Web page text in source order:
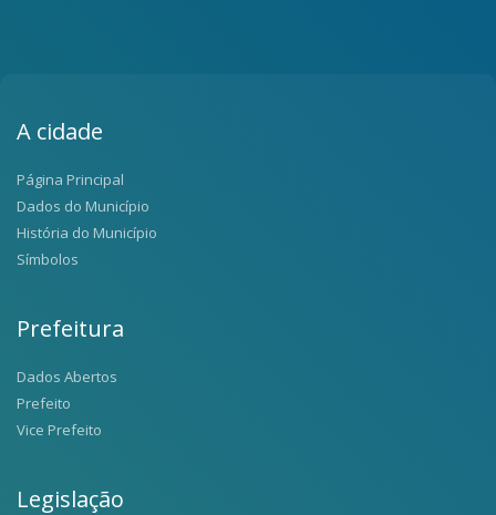
A cidade
Página Principal
Dados do Município
História do Município
Símbolos
Prefeitura
Dados Abertos
Prefeito
Vice Prefeito
Legislação